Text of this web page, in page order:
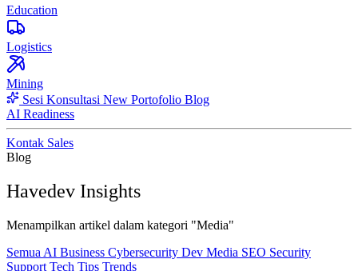
Education
Logistics
Mining
Sesi Konsultasi New Portofolio Blog
AI Readiness
Kontak Sales
Blog
Havedev Insights
Menampilkan artikel dalam kategori "Media"
Semua AI Business Cybersecurity Dev Media SEO Security
Support Tech Tips Trends